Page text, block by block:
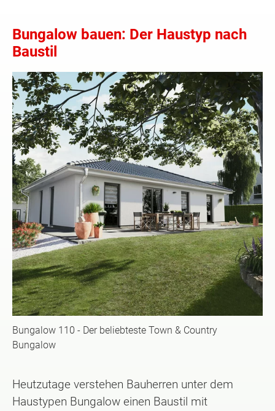
Bungalow bauen: Der Haustyp nach
Baustil
Bungalow 110 - Der beliebteste Town & Country
Bungalow
Heutzutage verstehen Bauherren unter dem
Haustypen Bungalow einen Baustil mit